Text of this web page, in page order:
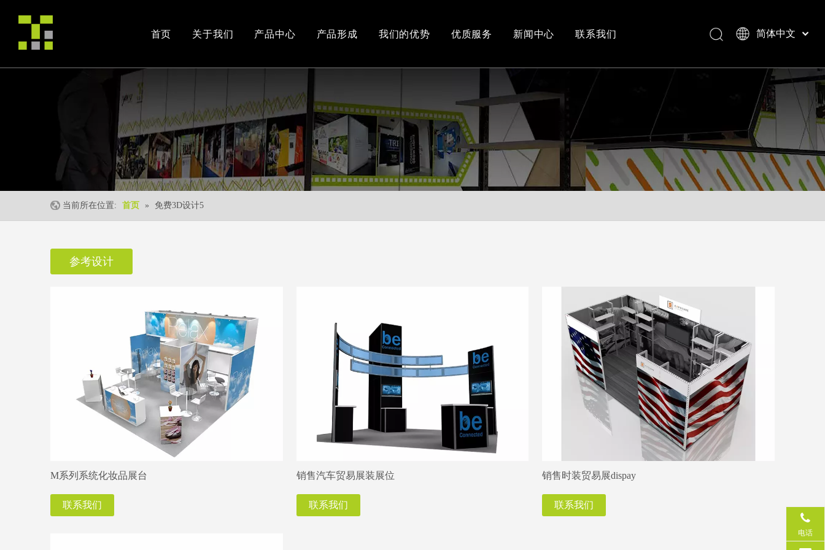
首页 关于我们 产品中心
成功案例视频
产品形成 我们的优势 优质服务 新闻中心 联系我们 简体中文
العربية
Italiano
日本語
Pусский
Nederlands
Português
Deutsch
当前所在位置: 首页 » 免费3D设计5
参考设计
M系列系统化妆品展台
联系我们
销售汽车贸易展装展位
联系我们
销售时装贸易展dispay
联系我们
电话